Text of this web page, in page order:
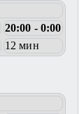
20:00 - 0:00
12 мин